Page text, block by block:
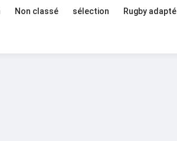
Non classé sélection
Rugby adapté